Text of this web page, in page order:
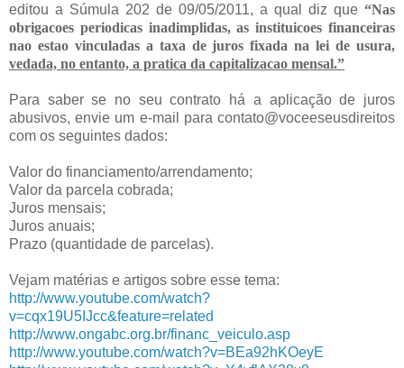
editou a Súmula 202 de 09/05/2011, a qual diz que “Nas
obrigacoes periodicas inadimplidas, as instituicoes financeiras
nao estao vinculadas a taxa de juros fixada na lei de usura,
vedada, no entanto, a pratica da capitalizacao mensal.”
Para saber se no seu contrato há a aplicação de juros
abusivos, envie um e-mail para contato@voceeseusdireitos
com os seguintes dados:
Valor do financiamento/arrendamento;
Valor da parcela cobrada;
Juros mensais;
Juros anuais;
Prazo (quantidade de parcelas).
Vejam matérias e artigos sobre esse tema:
http://www.youtube.com/watch?
v=cqx19U5IJcc&feature=related
http://www.ongabc.org.br/financ_veiculo.asp
http://www.youtube.com/watch?v=BEa92hKOeyE